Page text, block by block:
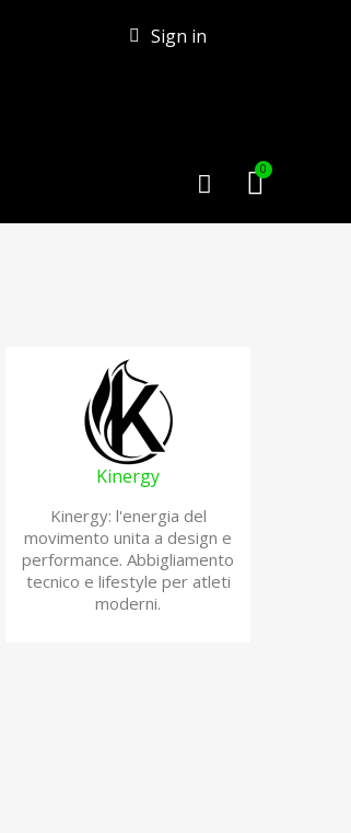
Sign in
Kinergy
Kinergy: l'energia del
movimento unita a design e
performance. Abbigliamento
tecnico e lifestyle per atleti
moderni.